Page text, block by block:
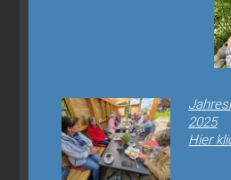
2025
Hier